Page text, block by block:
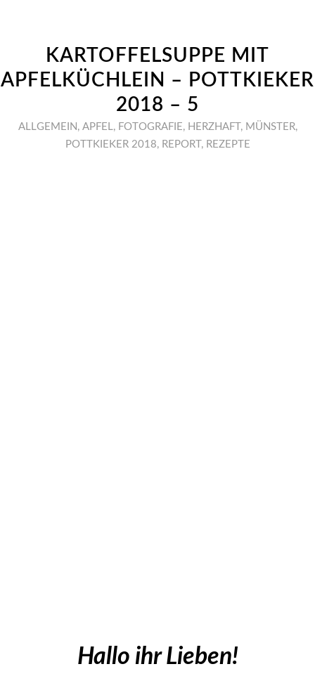
KARTOFFELSUPPE MIT
APFELKÜCHLEIN – POTTKIEKER
2018 – 5
ALLGEMEIN , APFEL, FOTOGRAFIE , HERZHAFT , MÜNSTER,
POTTKIEKER 2018, REPORT , REZEPTE
Hallo ihr Lieben!